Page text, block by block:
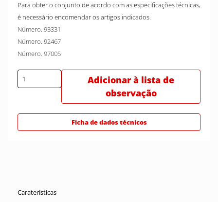
Para obter o conjunto de acordo com as especificações técnicas,
é necessário encomendar os artigos indicados.
Número. 93331
Número. 92467
Número. 97005
Adicionar à lista de
observação
Ficha de dados técnicos
Caraterísticas